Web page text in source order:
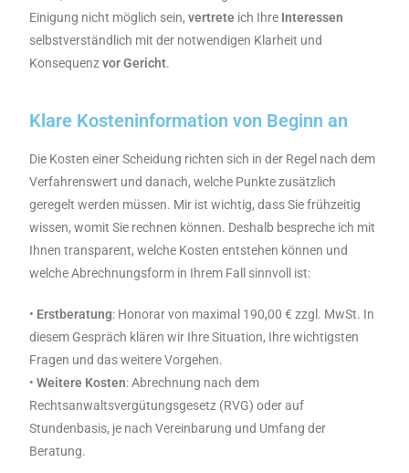
Einigung nicht möglich sein,vertrete ich Ihre Interessen
selbstverständlich mit der notwendigen Klarheit und
Konsequenzvor Gericht.
Klare Kosteninformation von Beginn an
Die Kosten einer Scheidung richten sich in der Regel nach dem
Verfahrenswert und danach, welche Punkte zusätzlich
geregelt werden müssen. Mir ist wichtig, dass Sie frühzeitig
wissen, womit Sie rechnen können. Deshalb bespreche ich mit
Ihnen transparent, welche Kosten entstehen können und
welche Abrechnungsform in Ihrem Fall sinnvoll ist:
• Erstberatung: Honorar von maximal 190,00 € zzgl. MwSt. In
diesem Gespräch klären wir Ihre Situation, Ihre wichtigsten
Fragen und das weitere Vorgehen.
•Weitere Kosten: Abrechnung nach dem
Rechtsanwaltsvergütungsgesetz (RVG) oder auf
Stundenbasis, je nach Vereinbarung und Umfang der
Beratung.